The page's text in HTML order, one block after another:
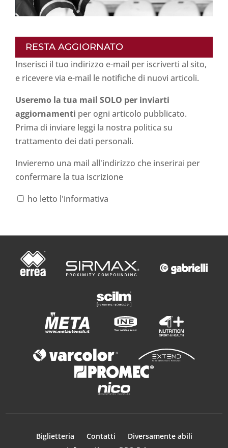
RESTA AGGIORNATO
Inserisci il tuo indirizzo e-mail per iscriverti al sito,
e ricevere via e-mail le notifiche di nuovi articoli.
Useremo la tua mail SOLO per inviarti
aggiornamenti per ogni articolo pubblicato.
Prima di inviare leggi la nostra politica su
trattamento dei dati personali.
Invieremo una mail all'indirizzo che inserirai per
confermare la tua iscrizione
ho letto l'informativa
Biglietteria Contatti
Diversamente abili